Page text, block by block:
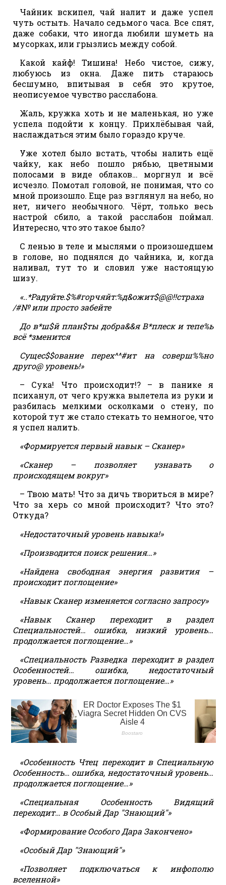
Чайник вскипел, чай налит и даже успел
чуть остыть. Начало седьмого часа. Все спят,
даже собаки, что иногда любили шуметь на
мусорках, или грызлись между собой.
Какой кайф! Тишина! Небо чистое, сижу,
любуюсь из окна. Даже пить стараюсь
бесшумно, впитывая в себя это крутое,
неописуемое чувство расслабона.
Жаль, кружка хоть и не маленькая, но уже
успела подойти к концу. Прихлёбывая чай,
наслаждаться этим было гораздо круче.
Уже хотел было встать, чтобы налить ещё
чайку, как небо пошло рябью, цветными
полосами в виде облаков… моргнул и всё
исчезло. Помотал головой, не понимая, что со
мной произошло. Еще раз взглянул на небо, но
нет, ничего необычного. Чёрт, только весь
настрой сбило, а такой расслабон поймал.
Интересно, что это такое было?
С ленью в теле и мыслями о произошедшем
в голове, но поднялся до чайника, и, когда
наливал, тут то и словил уже настоящую
шизу.
«..*Радуйте.$%#горчяйт:%д&ожит$@@!!страха
/#№ или просто забейте
До в*ш$й план$ты добра&&я В*плеск и тепе%ь
всё *зменится
Сущес$$ование перех^^#ит на соверш%%но
друго@ уровень!»
– Сука! Что происходит!? – в панике я
психанул, от чего кружка вылетела из руки и
разбилась мелкими осколками о стену, по
которой тут же стало стекать то немногое, что
я успел налить.
«Формируется первый навык – Сканер»
«Сканер – позволяет узнавать о
происходящем вокруг»
– Твою мать! Что за дичь твориться в мире?
Что за херь со мной происходит? Что это?
Откуда?
«Недостаточный уровень навыка!»
«Производится поиск решения…»
«Найдена свободная энергия развития –
происходит поглощение»
«Навык Сканер изменяется согласно запросу»
«Навык Сканер переходит в раздел
Специальностей… ошибка, низкий уровень…
продолжается поглощение…»
«Специальность Разведка переходит в раздел
Особенностей… ошибка, недостаточный
уровень… продолжается поглощение…»
«Особенность Чтец переходит в Специальную
Особенность… ошибка, недостаточный уровень…
продолжается поглощение…»
«Специальная Особенность Видящий
переходит… в Особый Дар "Знающий"»
«Формирование Особого Дара Закончено»
«Особый Дар "Знающий"»
«Позволяет подключаться к инфополю
вселенной»